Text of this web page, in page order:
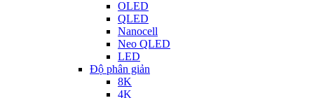
OLED
QLED
Nanocell
Neo QLED
LED
Độ phân giản
8K
4K